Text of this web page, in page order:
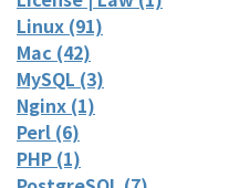
Linux (91)
Mac (42)
MySQL (3)
Nginx (1)
Perl (6)
PHP (1)